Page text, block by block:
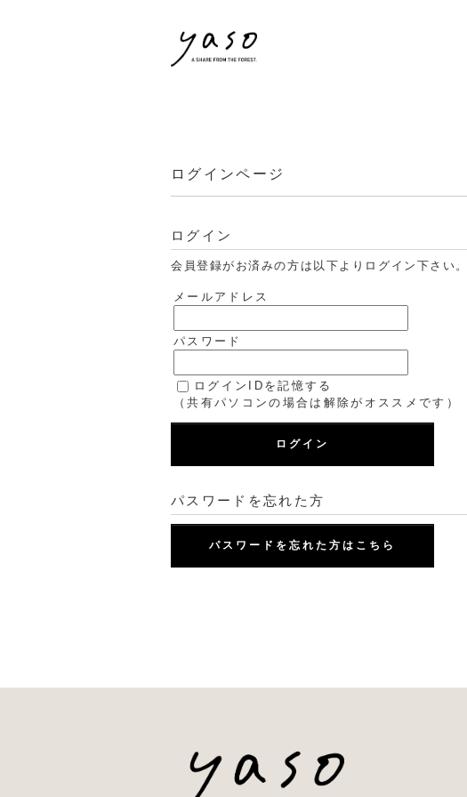
ログインページ
ログイン
会員登録がお済みの方は以下よりログイン下さい。
メールアドレス
パスワード
ログインIDを記憶する
（共有パソコンの場合は解除がオススメです）
ログイン
パスワードを忘れた方
パスワードを忘れた方はこちら